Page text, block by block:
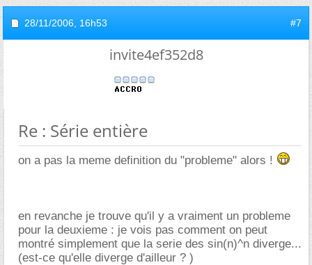
28/11/2006, 16h53 #7
invite4ef352d8
Re : Série entière
on a pas la meme definition du "probleme" alors !
en revanche je trouve qu'il y a vraiment un probleme
pour la deuxieme : je vois pas comment on peut
montré simplement que la serie des sin(n)^n diverge...
(est-ce qu'elle diverge d'ailleur ? )